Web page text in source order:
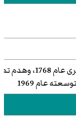
جدد سنة 1547 وجدد مرة أخرى عام